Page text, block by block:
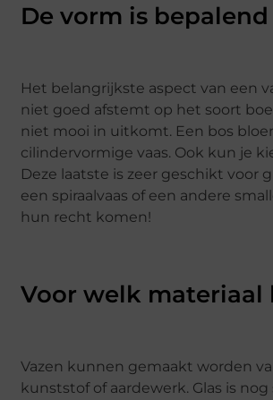
De vorm is bepalend
Het belangrijkste aspect van een
niet goed afstemt op het soort
niet mooi in uitkomt. Een bos
cilindervormige vaas. Ook kun je
Deze laatste is zeer geschikt voor
een spiraalvaas of een andere
hun recht komen!
Voor welk materiaal
Vazen kunnen gemaakt worden
kunststof of aardewerk. Glas is